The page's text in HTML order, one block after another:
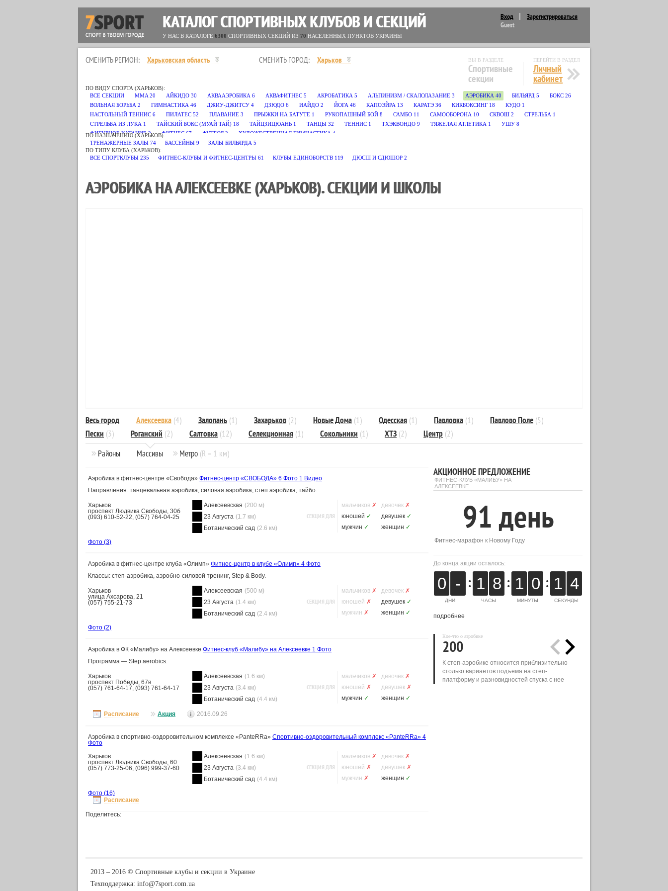
Вход
Зарегистрироваться
Guest
КАТАЛОГ СПОРТИВНЫХ КЛУБОВ И СЕКЦИЙ
У НАС В КАТАЛОГЕ 6300 СПОРТИВНЫХ СЕКЦИЙ ИЗ 70 НАСЕЛЕННЫХ ПУНКТОВ УКРАИНЫ
СМЕНИТЬ РЕГИОН: Харьковская область СМЕНИТЬ ГОРОД: Харьков ВЫ В РАЗДЕЛЕ
Спортивные
секции
ПЕРЕЙТИ В РАЗДЕЛ
Личный
кабинет
ПО ВИДУ СПОРТА (ХАРЬКОВ):
ВСЕ СЕКЦИИ
MMA 20 АЙКИДО 30 АКВААЭРОБИКА 6 АКВАФИТНЕС 5 АКРОБАТИКА 5 АЛЬПИНИЗМ / СКАЛОЛАЗАНИЕ 3 АЭРОБИКА 40 БИЛЬЯРД 5 БОКС 26
ВОЛЬНАЯ БОРЬБА 2 ГИМНАСТИКА 46 ДЖИУ-ДЖИТСУ 4 ДЗЮДО 6 ИАЙДО 2 ЙОГА 46 КАПОЭЙРА 13 КАРАТЭ 36 КИКБОКСИНГ 18 КУДО 1
НАСТОЛЬНЫЙ ТЕННИС 6 ПИЛАТЕС 52 ПЛАВАНИЕ 3 ПРЫЖКИ НА БАТУТЕ 1 РУКОПАШНЫЙ БОЙ 8 САМБО 11 САМООБОРОНА 10 СКВОШ 2 СТРЕЛЬБА 1
СТРЕЛЬБА ИЗ ЛУКА 1 ТАЙСКИЙ БОКС (МУАЙ ТАЙ) 18 ТАЙЦЗИЦЮАНЬ 1 ТАНЦЫ 32 ТЕННИС 1 ТХЭКВОНДО 9 ТЯЖЕЛАЯ АТЛЕТИКА 1 УШУ 8
ФИГУРНОЕ КАТАНИЕ 2 ФИТНЕС 67 ФУТБОЛ 2 ХУДОЖЕСТВЕННАЯ ГИМНАСТИКА 4
ПО НАЗНАЧЕНИЮ (ХАРЬКОВ):
ТРЕНАЖЕРНЫЕ ЗАЛЫ 74 БАССЕЙНЫ 9 ЗАЛЫ БИЛЬЯРДА 5
ПО ТИПУ КЛУБА (ХАРЬКОВ):
ВСЕ СПОРТКЛУБЫ 235 ФИТНЕС-КЛУБЫ И ФИТНЕС-ЦЕНТРЫ 61 КЛУБЫ ЕДИНОБОРСТВ 119 ДЮСШ И СДЮШОР 2
АЭРОБИКА НА АЛЕКСЕЕВКЕ (ХАРЬКОВ). СЕКЦИИ И ШКОЛЫ
Районы Массивы
Весь город Алексеевка (4) Залопань (1) Захарьков (2) Новые Дома (1) Одесская (1) Павловка (1) Павлово Поле (5)
Пески (3) Роганский (2) Салтовка (12) Селекционная (1) Сокольники (1) ХТЗ (2) Центр (2)
Метро (R = 1 км)
Аэробика в фитнес-центре «Свобода» Фитнес-центр «СВОБОДА» 6 Фото 1 Видео
Направления: танцевальная аэробика, силовая аэробика, степ аэробика, тайбо.
Харьков
проспект Людвика Свободы, 30б
(093) 610-52-22, (057) 764-04-25
Алексеевская (200 м)
23 Августа (1.7 км)
Ботанический сад (2.6 км)
СЕКЦИЯ ДЛЯ
мальчиков ✗ девочек ✗
юношей ✓ девушек ✓
мужчин ✓ женщин ✓
Фото (3)
Аэробика в фитнес-центре клуба «Олимп» Фитнес-центр в клубе «Олимп» 4 Фото
Классы: степ-аэробика, аэробно-силовой тренинг, Step & Body.
Харьков
улица Ахсарова, 21
(057) 755-21-73
Алексеевская (500 м)
23 Августа (1.4 км)
Ботанический сад (2.4 км)
СЕКЦИЯ ДЛЯ
мальчиков ✗ девочек ✗
юношей ✗ девушек ✓
мужчин ✗ женщин ✓
Фото (2)
Аэробика в ФК «Малибу» на Алексеевке Фитнес-клуб «Малибу» на Алексеевке 1 Фото
Программа — Step aerobics.
Харьков
проспект Победы, 67в
(057) 761-64-17, (093) 761-64-17
Алексеевская (1.6 км)
23 Августа (3.4 км)
Ботанический сад (4.4 км)
СЕКЦИЯ ДЛЯ
мальчиков ✗ девочек ✗
юношей ✗ девушек ✗
мужчин ✓ женщин ✓
Расписание Акция 2016.09.26
Аэробика в спортивно-оздоровительном комплексе «PanteRRa» Спортивно-оздоровительный комплекс «PanteRRa» 4
Фото
Харьков
проспект Людвика Свободы, 60
(057) 773-25-06, (096) 999-37-60
Алексеевская (1.6 км)
23 Августа (3.4 км)
Ботанический сад (4.4 км)
СЕКЦИЯ ДЛЯ
мальчиков ✗ девочек ✗
юношей ✗ девушек ✗
мужчин ✗ женщин ✓
Фото (16)
Расписание
Поделитесь:
АКЦИОННОЕ ПРЕДЛОЖЕНИЕ
ФИТНЕС-КЛУБ «МАЛИБУ» НА
АЛЕКСЕЕВКЕ
91 день
Фитнес-марафон к Новому Году
До конца акции осталось:
0 -
ДНИ
: 1 8
ЧАСЫ
: 1 0
МИНУТЫ
: 1 4
СЕКУНДЫ
подробнее
Кое-что о аэробике
200
К степ-аэробике относится приблизительно
столько вариантов подъема на степ-
платформу и разновидностей спуска с нее
2013 ‒ 2016 © Спортивные клубы и секции в Украине
Техподдержка: info@7sport.com.ua